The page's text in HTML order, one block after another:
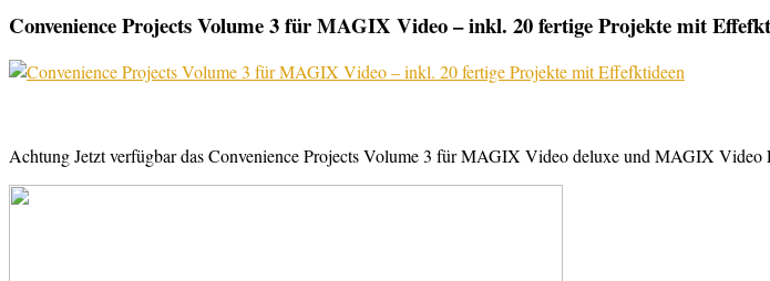
Convenience Projects Volume 3 für MAGIX Video – inkl. 20 fertige Projekte mit
Achtung Jetzt verfügbar das Convenience Projects Volume 3 für MAGIX Video deluxe und MAGIX